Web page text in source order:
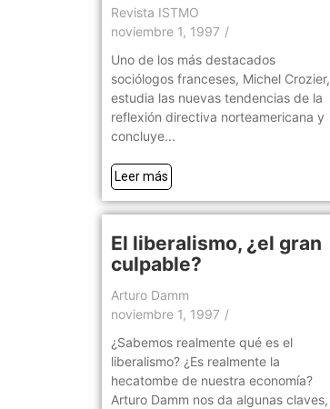
Revista ISTMO
noviembre 1, 1997 /
Uno de los más destacados
sociólogos franceses, Michel Crozier,
estudia las nuevas tendencias de la
reflexión directiva norteamericana y
concluye...
Leer más
El liberalismo, ¿el gran
culpable?
Arturo Damm
noviembre 1, 1997 /
¿Sabemos realmente qué es el
liberalismo? ¿Es realmente la
hecatombe de nuestra economía?
Arturo Damm nos da algunas claves,